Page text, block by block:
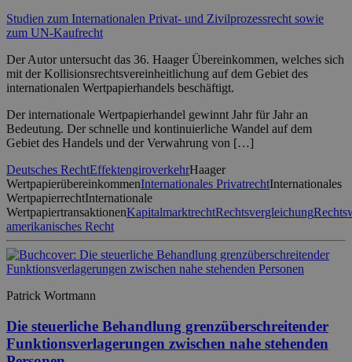
Studien zum Internationalen Privat- und Zivilprozessrecht sowie
zum UN-Kaufrecht
Der Autor untersucht das 36. Haager Übereinkommen, welches sich
mit der Kollisionsrechtsvereinheitlichung auf dem Gebiet des
internationalen Wertpapierhandels beschäftigt.
Der internationale Wertpapierhandel gewinnt Jahr für Jahr an
Bedeutung. Der schnelle und kontinuierliche Wandel auf dem
Gebiet des Handels und der Verwahrung von […]
Deutsches RechtEffektengiroverkehrHaager
WertpapierübereinkommenInternationales PrivatrechtInternationales
WertpapierrechtInternationale
WertpapiertransaktionenKapitalmarktrechtRechtsvergleichung
amerikanisches Recht
Patrick Wortmann
Die steuerliche Behandlung grenzüberschreitender
Funktionsverlagerungen zwischen nahe stehenden